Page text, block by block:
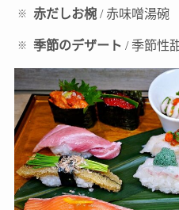
赤だしお椀 / 赤味噌湯碗
季節のデザート / 季節性